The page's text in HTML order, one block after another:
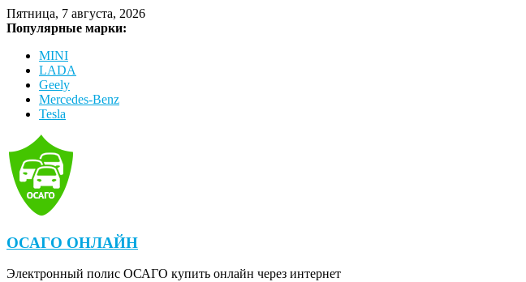
Пятница, 7 августа, 2026
Популярные марки:
MINI
LADA
Geely
Mercedes-Benz
Tesla
ОСАГО ОНЛАЙН
Электронный полис ОСАГО купить онлайн через интернет